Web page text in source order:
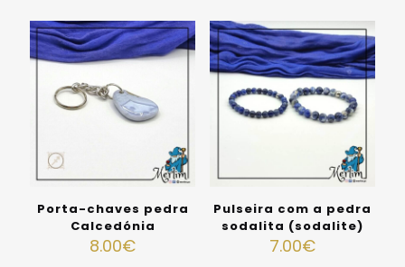
Porta-chaves pedra
Calcedónia
8.00€
Pulseira com a pedra
sodalita (sodalite)
7.00€